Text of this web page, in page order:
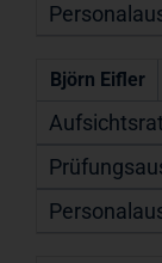
Björn Eifler